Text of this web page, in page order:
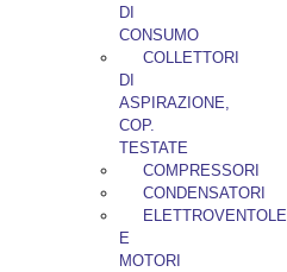
DI
CONSUMO
COLLETTORI
DI
ASPIRAZIONE,
COP.
TESTATE
COMPRESSORI
CONDENSATORI
ELETTROVENTOLE
E
MOTORI